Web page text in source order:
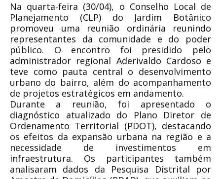
Na quarta-feira (30/04), o Conselho Local de
Planejamento (CLP) do Jardim Botânico
promoveu uma reunião ordinária reunindo
representantes da comunidade e do poder
público. O encontro foi presidido pelo
administrador regional Aderivaldo Cardoso e
teve como pauta central o desenvolvimento
urbano do bairro, além do acompanhamento
de projetos estratégicos em andamento.
Durante a reunião, foi apresentado o
diagnóstico atualizado do Plano Diretor de
Ordenamento Territorial (PDOT), destacando
os efeitos da expansão urbana na região e a
necessidade de investimentos em
infraestrutura. Os participantes também
analisaram dados da Pesquisa Distrital por